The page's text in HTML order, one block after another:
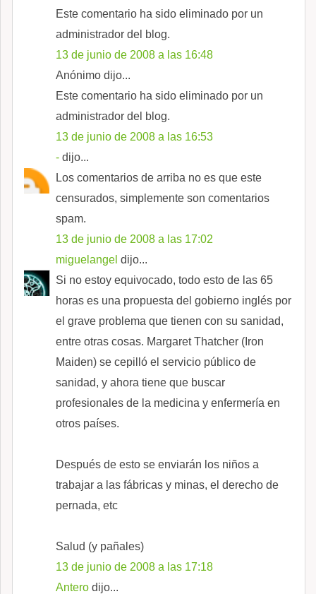
Este comentario ha sido eliminado por un
administrador del blog.
13 de junio de 2008 a las 16:48
Anónimo dijo...
Este comentario ha sido eliminado por un
administrador del blog.
13 de junio de 2008 a las 16:53
- dijo...
Los comentarios de arriba no es que este
censurados, simplemente son comentarios
spam.
13 de junio de 2008 a las 17:02
miguelangel dijo...
Si no estoy equivocado, todo esto de las 65
horas es una propuesta del gobierno inglés por
el grave problema que tienen con su sanidad,
entre otras cosas. Margaret Thatcher (Iron
Maiden) se cepilló el servicio público de
sanidad, y ahora tiene que buscar
profesionales de la medicina y enfermería en
otros países.
Después de esto se enviarán los niños a
trabajar a las fábricas y minas, el derecho de
pernada, etc
Salud (y pañales)
13 de junio de 2008 a las 17:18
Antero dijo...